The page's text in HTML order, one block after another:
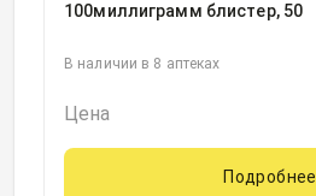
100миллиграмм блистер, 50
В наличии в 8 аптеках
Цена
Подробнее